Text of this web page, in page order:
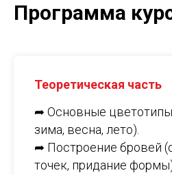
Программа
Теоретическая часть
➦ Основные цветотипы
зима, весна, лето).
➦ Построение бровей
точек, придание